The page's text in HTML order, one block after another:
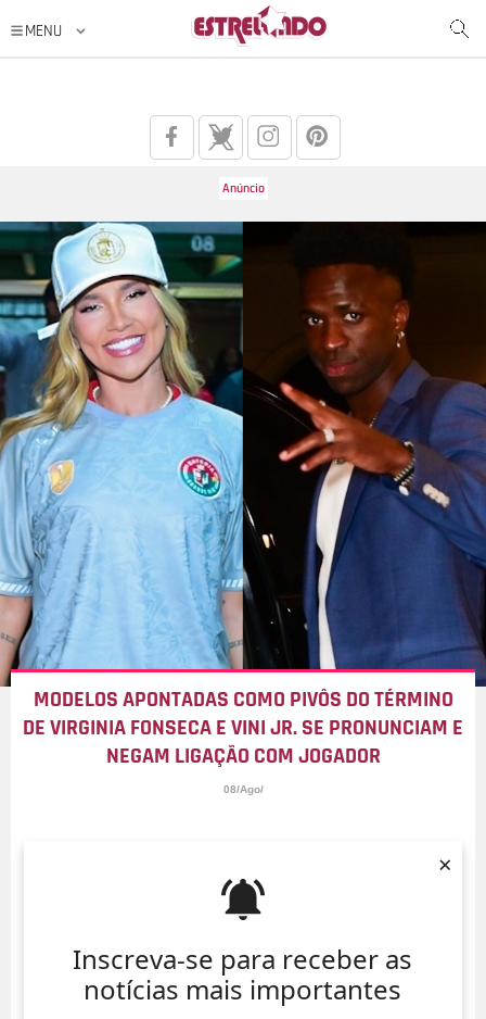
Inscreva-se para receber as
notícias mais importantes
×
MODELOS APONTADAS COMO PIVÔS DO TÉRMINO
DE VIRGINIA FONSECA E VINI JR. SE PRONUNCIAM E
NEGAM LIGAÇÃO COM JOGADOR
08/Ago/